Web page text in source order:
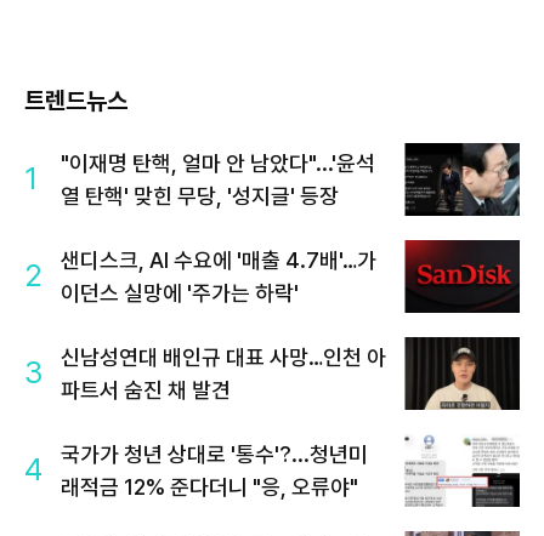
트렌드뉴스
1
"이재명 탄핵, 얼마 안 남았다"...'윤석
열 탄핵' 맞힌 무당, '성지글' 등장
2
샌디스크, AI 수요에 '매출 4.7배'…가
이던스 실망에 '주가는 하락'
3
신남성연대 배인규 대표 사망…인천 아
파트서 숨진 채 발견
4
국가가 청년 상대로 '통수'?...청년미
래적금 12% 준다더니 "응, 오류야"